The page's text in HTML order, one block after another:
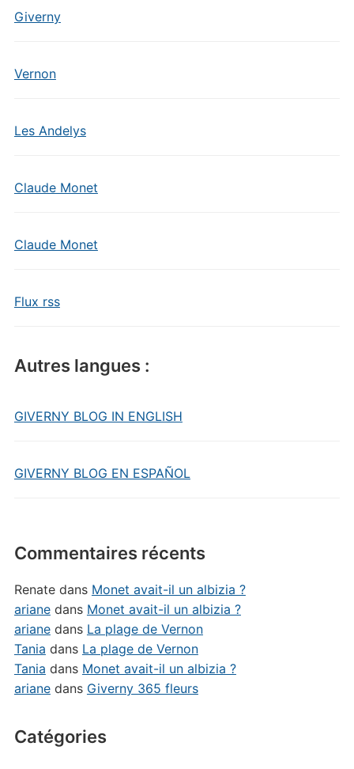
Giverny
Vernon
Les Andelys
Claude Monet
Claude Monet
Flux rss
Autres langues :
GIVERNY BLOG IN ENGLISH
GIVERNY BLOG EN ESPAÑOL
Commentaires récents
Renatedans Monet avait-il un albizia ?
arianedans Monet avait-il un albizia ?
arianedans La plage de Vernon
Tania dans La plage de Vernon
Tania dans Monet avait-il un albizia ?
arianedans Giverny 365 fleurs
Catégories